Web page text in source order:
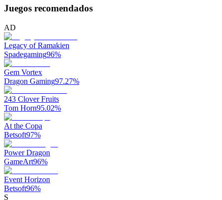
Juegos recomendados
AD
Legacy of Ramakien
Spadegaming96%
Gem Vortex
Dragon Gaming97.27%
243 Clover Fruits
Tom Horn95.02%
At the Copa
Betsoft97%
Power Dragon
GameArt96%
Event Horizon
Betsoft96%
S